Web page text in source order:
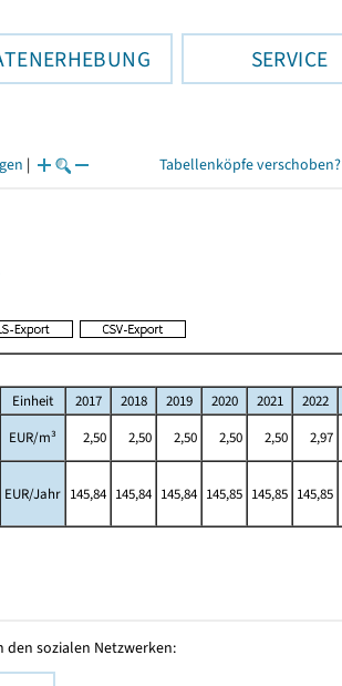
SERVICE
| Tabellenköpfe verschoben?
Einheit 2017 2018 2019 2020 2021 2022
EUR/m³ 2,50 2,50 2,50 2,50 2,50 2,97
EUR/Jahr 145,84 145,84 145,84 145,85 145,85 145,85
den sozialen Netzwerken: